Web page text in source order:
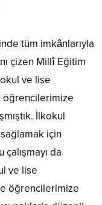
tüm imkânlarıyla
çizen Millî Eğitim
ve lise
öğrencilerimize
İlkokul
için
da
ve lise
öğrencilerimize